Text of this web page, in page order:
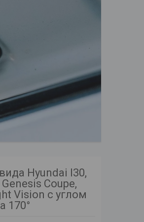
Hyundai I30,
Coupe,
Vision с углом
170°